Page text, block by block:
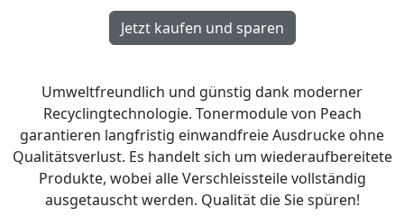
Umweltfreundlich und günstig dank moderner
Recyclingtechnologie. Tonermodule von Peach
garantieren langfristig einwandfreie Ausdrucke ohne
Qualitätsverlust. Es handelt sich um wiederaufbereitete
Produkte, wobei alle Verschleissteile vollständig
ausgetauscht werden. Qualität die Sie spüren!